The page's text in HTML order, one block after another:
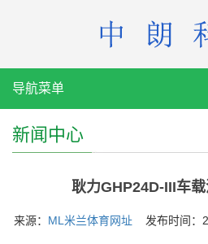
导航菜单
新闻中心
耿力GHP24D-III车
来源： ML米兰体育网址 发布时间：